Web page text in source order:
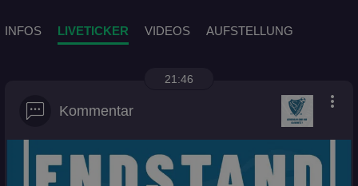
INFOS LIVETICKER VIDEOS AUFSTELLUNG
21:46
Kommentar more_vert